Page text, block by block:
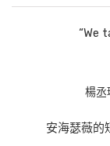
“We
楊丞
安海瑟薇的